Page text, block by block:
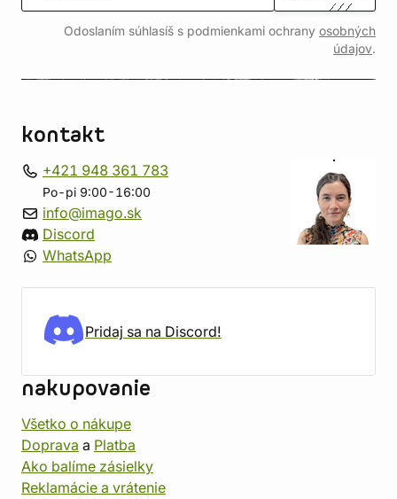
Odoslaním súhlasíš s podmienkami ochrany osobných
údajov.
kontakt
+421 948 361 783
Po-pi 9:00-16:00
info@imago.sk
Discord
WhatsApp
Pridaj sa na Discord!
nakupovanie
Všetko o nákupe
Doprava a Platba
Ako balíme zásielky
Reklamácie a vrátenie